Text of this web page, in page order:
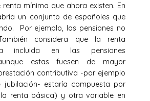
mínima que ahora existen. En
un conjunto de españoles que
Por ejemplo, las pensiones no
considera que la renta
incluida en las pensiones
estas fuesen de mayor
contributiva -por ejemplo
jubilación- estaría compuesta por
renta básica) y otra variable en